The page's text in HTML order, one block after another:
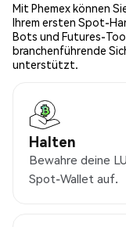
Mit Phemex können
Ihrem ersten Spot-
Bots und Futures-
branchenführende
unterstützt.
Halten
Bewahre deine
Spot-Wallet auf.